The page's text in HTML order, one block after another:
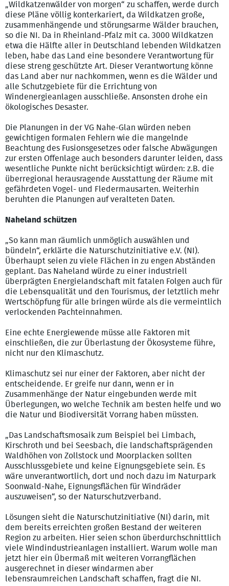
„Wildkatzenwälder von morgen“ zu schaffen, werde durch
diese Pläne völlig konterkariert, da Wildkatzen große,
zusammenhängende und störungsarme Wälder brauchen,
so die NI. Da in Rheinland-Pfalz mit ca. 3000 Wildkatzen
etwa die Hälfte aller in Deutschland lebenden Wildkatzen
leben, habe das Land eine besondere Verantwortung für
diese streng geschützte Art. Dieser Verantwortung könne
das Land aber nur nachkommen, wenn es die Wälder und
alle Schutzgebiete für die Errichtung von
Windenergieanlagen ausschließe. Ansonsten drohe ein
ökologisches Desaster.
Die Planungen in der VG Nahe-Glan würden neben
gewichtigen formalen Fehlern wie die mangelnde
Beachtung des Fusionsgesetzes oder falsche Abwägungen
zur ersten Offenlage auch besonders darunter leiden, dass
wesentliche Punkte nicht berücksichtigt würden: z.B. die
überregional herausragende Ausstattung der Räume mit
gefährdeten Vogel- und Fledermausarten. Weiterhin
beruhten die Planungen auf veralteten Daten.
Naheland schützen
„So kann man räumlich unmöglich auswählen und
bündeln“, erklärte die Naturschutzinitiative e.V. (NI).
Überhaupt seien zu viele Flächen in zu engen Abständen
geplant. Das Naheland würde zu einer industriell
überprägten Energielandschaft mit fatalen Folgen auch für
die Lebensqualität und den Tourismus, der letztlich mehr
Wertschöpfung für alle bringen würde als die vermeintlich
verlockenden Pachteinnahmen.
Eine echte Energiewende müsse alle Faktoren mit
einschließen, die zur Überlastung der Ökosysteme führe,
nicht nur den Klimaschutz.
Klimaschutz sei nur einer der Faktoren, aber nicht der
entscheidende. Er greife nur dann, wenn er in
Zusammenhänge der Natur eingebunden werde mit
Überlegungen, wo welche Technik am besten helfe und wo
die Natur und Biodiversität Vorrang haben müssten.
„Das Landschaftsmosaik zum Beispiel bei Limbach,
Kirschroth und bei Seesbach, die landschaftsprägenden
Waldhöhen von Zollstock und Moorplacken sollten
Ausschlussgebiete und keine Eignungsgebiete sein. Es
wäre unverantwortlich, dort und noch dazu im Naturpark
Soonwald-Nahe, Eignungsflächen für Windräder
auszuweisen“, so der Naturschutzverband.
Lösungen sieht die Naturschutzinitiative (NI) darin, mit
dem bereits erreichten großen Bestand der weiteren
Region zu arbeiten. Hier seien schon überdurchschnittlich
viele Windindustrieanlagen installiert. Warum wolle man
jetzt hier ein Übermaß mit weiteren Vorrangflächen
ausgerechnet in dieser windarmen aber
lebensraumreichen Landschaft schaffen, fragt die NI.